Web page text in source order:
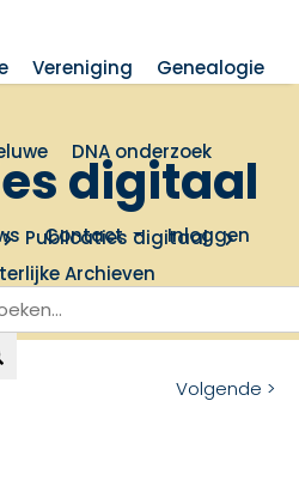
Vereniging Genealogie
DNA onderzoek
Contact Inloggen
digitaal
Publicaties digitaal
Archieven
Volgende >